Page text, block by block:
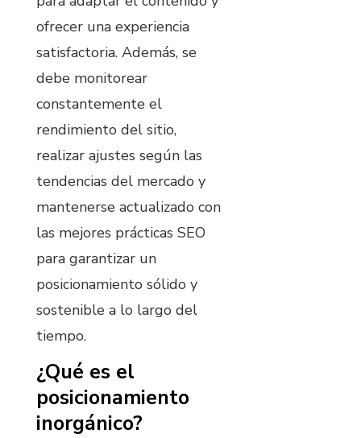
ofrecer una experiencia
satisfactoria. Además, se
debe monitorear
constantemente el
rendimiento del sitio,
realizar ajustes según las
tendencias del mercado y
mantenerse actualizado con
las mejores prácticas SEO
para garantizar un
posicionamiento sólido y
sostenible a lo largo del
tiempo.
¿Qué es el
posicionamiento
inorgánico?